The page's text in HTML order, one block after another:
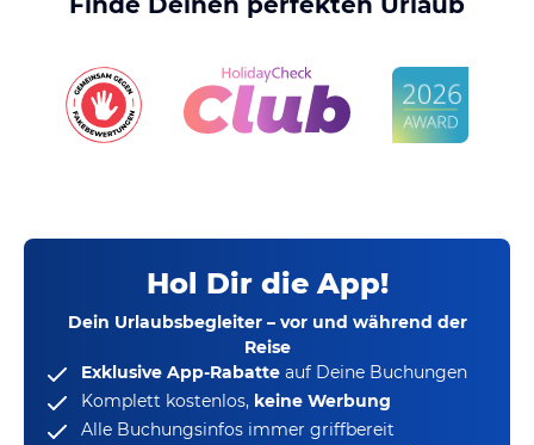
Hol Dir die App!
Dein Urlaubsbegleiter – vor und während der
Reise
Exklusive App-Rabatte auf Deine Buchungen
Komplett kostenlos, keine Werbung
Alle Buchungsinfos immer griffbereit